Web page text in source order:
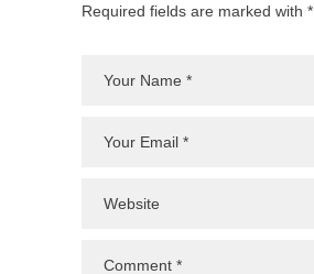
Required fields are marked with *